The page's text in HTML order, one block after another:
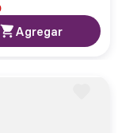
Agregar